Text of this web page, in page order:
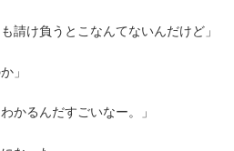
請け負うとこなんてないんだけど」
」
かるんだすごいなー。」